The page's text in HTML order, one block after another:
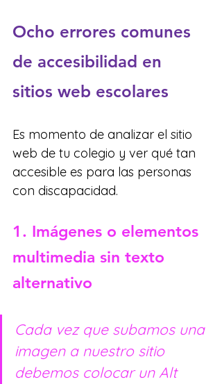
Ocho errores comunes
de accesibilidad en
sitios web escolares
Es momento de analizar el sitio
web de tu colegio y ver qué tan
accesible es para las personas
con discapacidad.
1. Imágenes o elementos
multimedia sin texto
alternativo
Cada vez que subamos una
imagen a nuestro sitio
debemos colocar un Alt